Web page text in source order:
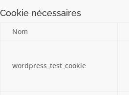
Cookie nécessaires
Nom
wordpress_test_cookie